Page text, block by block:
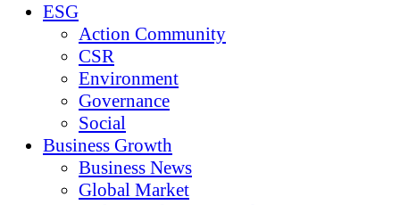
ESG
Action Community
CSR
Environment
Governance
Social
Business Growth
Business News
Global Market